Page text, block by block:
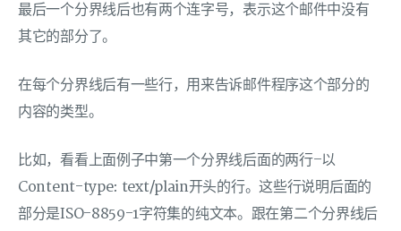
最后一个分界线后也有两个连字号，表示这个邮件中没有
其它的部分了。
在每个分界线后有一些行，用来告诉邮件程序这个部分的
内容的类型。
比如，看看上面例子中第一个分界线后面的两行–以
Content-type: text/plain开头的行。这些行说明后面的
部分是ISO-8859-1字符集的纯文本。跟在第二个分界线后